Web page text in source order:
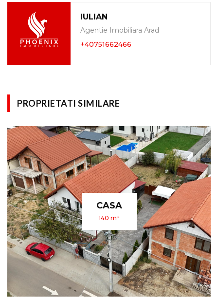
IULIAN
Agentie Imobiliara Arad
+40751662466
PROPRIETATI SIMILARE
CASA
140 m²